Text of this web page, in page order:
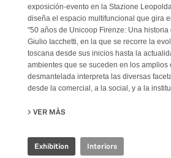
exposición-evento en la Stazione
diseña el espacio multifuncional que gira
"50 años de Unicoop Firenze: Una
Giulio Iacchetti, en la que se recorre la
toscana desde sus inicios hasta la
ambientes que se suceden en los amplios
desmantelada interpreta las diversas
desde la comercial, a la social, y a la
VER MÁS
Exhibition Interiors